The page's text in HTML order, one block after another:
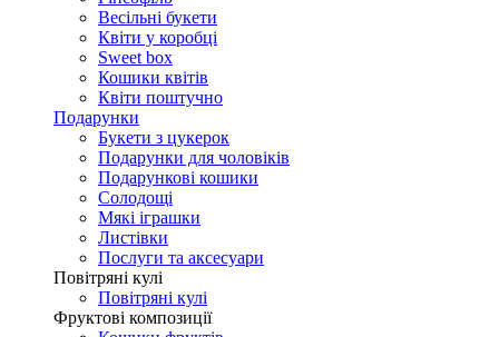
Весільні букети
Квіти у коробці
Sweet box
Кошики квітів
Квіти поштучно
Подарунки
Букети з цукерок
Подарунки для чоловіків
Подарункові кошики
Солодощі
Мякі іграшки
Листівки
Послуги та аксесуари
Повітряні кулі
Повітряні кулі
Фруктові композиції